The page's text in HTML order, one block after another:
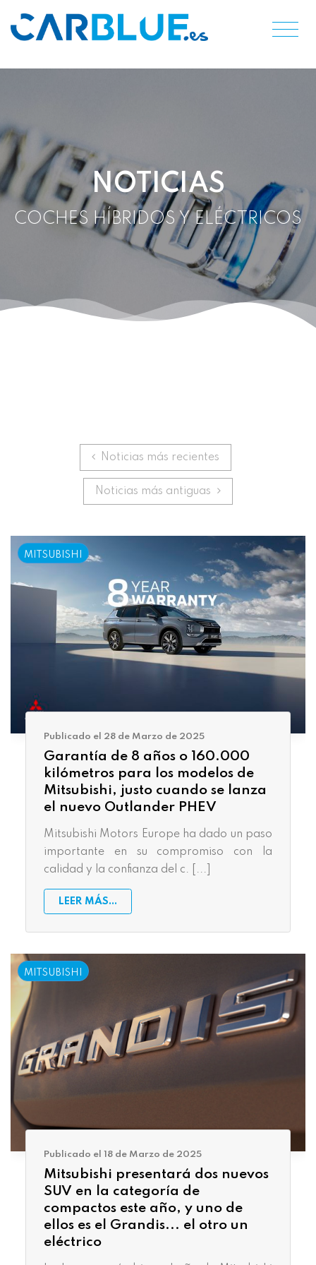
NOTICIAS
COCHES HÍBRIDOS Y ELÉCTRICOS
Noticias más recientes
Noticias más antiguas Siguiente
MITSUBISHI
Publicado el 28 de Marzo de 2025
Garantía de 8 años o 160.000
kilómetros para los modelos de
Mitsubishi, justo cuando se lanza
el nuevo Outlander PHEV
Mitsubishi Motors Europe ha dado un paso
importante en su compromiso con la
calidad y la confianza del c. [...]
LEER MÁS...
MITSUBISHI
Publicado el 18 de Marzo de 2025
Mitsubishi presentará dos nuevos
SUV en la categoría de
compactos este año, y uno de
ellos es el Grandis... el otro un
eléctrico